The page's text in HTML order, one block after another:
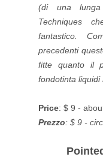
(di una
Techniques
fantastico.
precedenti
fitte quanto il
fondotinta liquidi
Price: $ 9 -
Prezzo: $ 9 -